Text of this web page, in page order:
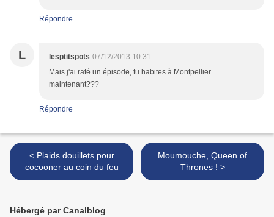
Répondre
L lesptitspots 07/12/2013 10:31
Mais j'ai raté un épisode, tu habites à Montpellier
maintenant???
Répondre
< Plaids douillets pour
cocooner au coin du feu
Moumouche, Queen of
Thrones ! >
Hébergé par Canalblog